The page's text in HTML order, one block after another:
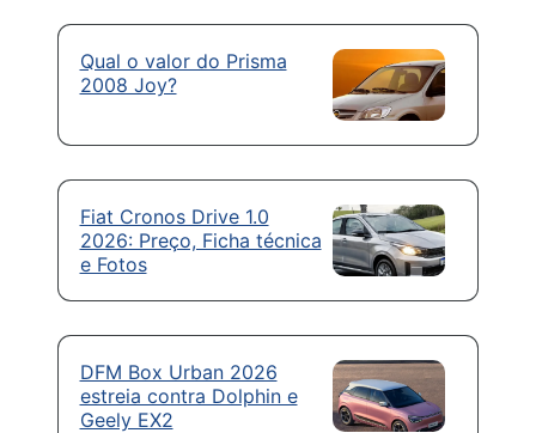
Qual o valor do Prisma
2008 Joy?
Fiat Cronos Drive 1.0
2026: Preço, Ficha técnica
e Fotos
DFM Box Urban 2026
estreia contra Dolphin e
Geely EX2